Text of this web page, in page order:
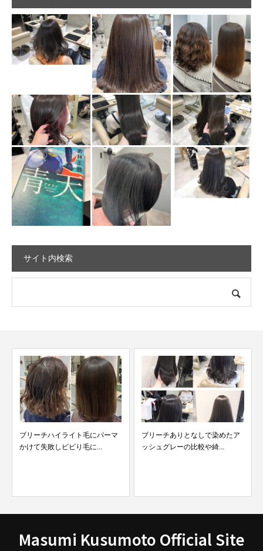
サイト内検索
ブリーチハイライト毛にパーマ
かけて失敗しビビり毛に...
ブリーチありとなしで染めたア
ッシュグレーの比較や綺...
Masumi Kusumoto Official Site